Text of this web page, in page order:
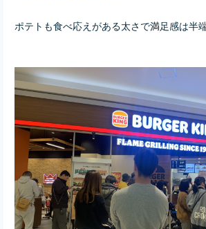
ポテトも食べ応えがある太さで満足感は半